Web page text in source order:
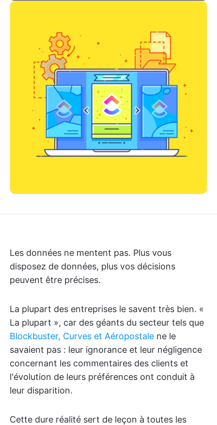
Les données ne mentent pas. Plus vous
disposez de données, plus vos décisions
peuvent être précises.
La plupart des entreprises le savent très bien. «
La plupart », car des géants du secteur tels que
Blockbuster, Curves et Aéropostale ne le
savaient pas : leur ignorance et leur négligence
concernant les commentaires des clients et
l'évolution de leurs préférences ont conduit à
leur disparition.
Cette dure réalité sert de leçon à toutes les